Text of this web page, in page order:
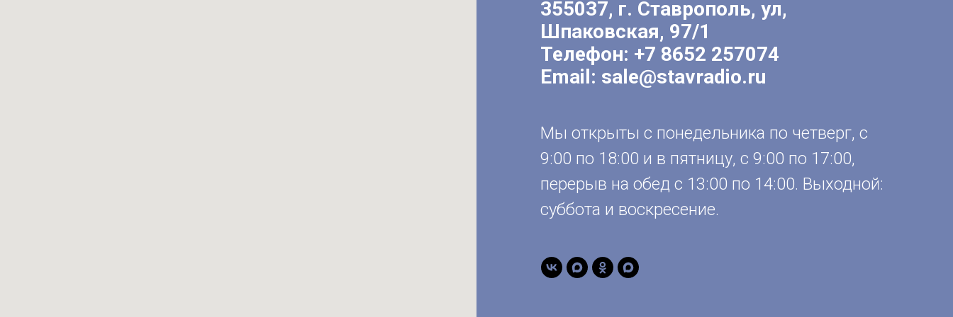
355037, г. Ставрополь, ул,
Шпаковская, 97/1
Телефон: +7 8652 257074
Email: sale@stavradio.ru
Мы открыты с понедельника по четверг, с
9:00 по 18:00 и в пятницу, с 9:00 по 17:00,
перерыв на обед с 13:00 по 14:00. Выходной:
суббота и воскресение.